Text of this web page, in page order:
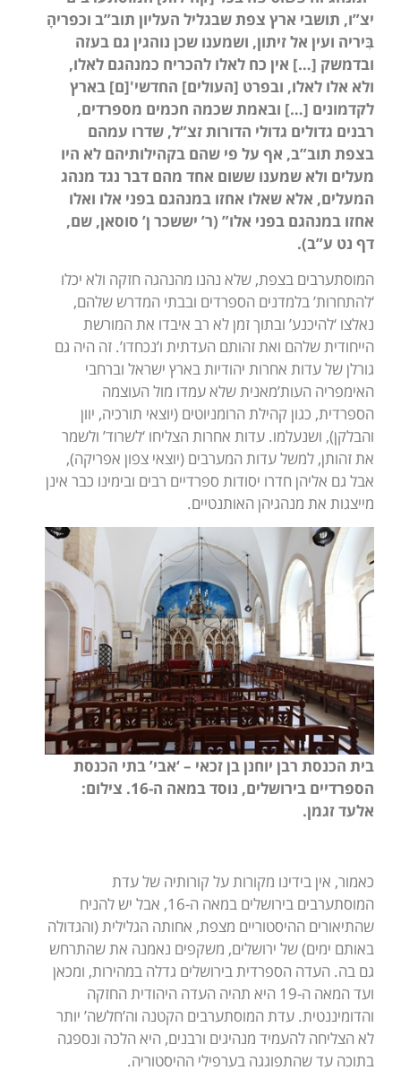
יצ”ו, תושבי ארץ צפת שבגליל העליון תוב”ב וכפריהָ
בִּיריה ועין אל זיתון, ושמענו שכן נוהגין גם בעזה
ובדמשק […] אין כח לאלו להכריח כמנהגם לאלו,
ולא אלו לאלו, ובפרט [העולים] החדשי'[ם] בארץ
לקדמונים […] ובאמת שכמה חכמים מספרדים,
רבנים גדולים גדולי הדורות זצ”ל, שדרו עמהם
בצפת תוב”ב, אף על פי שהם בקהילותיהם לא היו
מעלים ולא שמענו ששום אחד מהם דבר נגד מנהג
המעלים, אלא שאלו אחזו במנהגם בפני אלו ואלו
אחזו במנהגם בפני אלו” (ר’ יששכר ן’ סוסאן, שם,
דף נט ע”ב).
המוסתערבים בצפת, שלא נהנו מהנהגה חזקה ולא יכלו
‘להתחרות’ בלמדנים הספרדים ובבתי המדרש שלהם,
נאלצו ‘להיכנע’ ובתוך זמן לא רב איבדו את המורשת
הייחודית שלהם ואת זהותם העדתית ו’נכחדו’. זה היה גם
גורלן של עדות אחרות יהודיות בארץ ישראל וברחבי
האימפריה העות’מאנית שלא עמדו מול העוצמה
הספרדית, כגון קהילת הרומניוטים (יוצאי תורכיה, יוון
והבלקן), ושנעלמו. עדות אחרות הצליחו ‘לשרוד’ ולשמר
את זהותן, למשל עדות המערבים (יוצאי צפון אפריקה),
אבל גם אליהן חדרו יסודות ספרדיים רבים ובימינו כבר אינן
מייצגות את מנהגיהן האותנטיים.
בית הכנסת רבן יוחנן בן זכאי – ‘אבי’ בתי הכנסת
הספרדיים בירושלים, נוסד במאה ה-16. צילום:
אלעד זגמן.
כאמור, אין בידינו מקורות על קורותיה של עדת
המוסתערבים בירושלים במאה ה-16, אבל יש להניח
שהתיאורים ההיסטוריים מצפת, אחותה הגלילית (והגדולה
באותם ימים) של ירושלים, משקפים נאמנה את שהתרחש
גם בה. העדה הספרדית בירושלים גדלה במהירות, ומכאן
ועד המאה ה-19 היא תהיה העדה היהודית החזקה
והדומיננטית. עדת המוסתערבים הקטנה וה’חלשה’ יותר
לא הצליחה להעמיד מנהיגים ורבנים, היא הלכה ונספגה
בתוכה עד שהתפוגגה בערפילי ההיסטוריה.